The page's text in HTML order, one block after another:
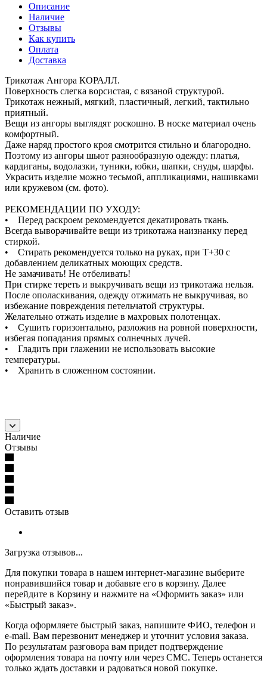
Описание
Наличие
Отзывы
Как купить
Оплата
Доставка
Трикотаж Ангора КОРАЛЛ.
Поверхность слегка ворсистая, с вязаной структурой.
Трикотаж нежный, мягкий, пластичный, легкий, тактильно
приятный.
Вещи из ангоры выглядят роскошно. В носке материал очень
комфортный.
Даже наряд простого кроя смотрится стильно и благородно.
Поэтому из ангоры шьют разнообразную одежду: платья,
кардиганы, водолазки, туники, юбки, шапки, снуды, шарфы.
Украсить изделие можно тесьмой, аппликациями, нашивками
или кружевом (см. фото).
РЕКОМЕНДАЦИИ ПО УХОДУ:
• Перед раскроем рекомендуется декатировать ткань.
Всегда выворачивайте вещи из трикотажа наизнанку перед
стиркой.
• Стирать рекомендуется только на руках, при Т+30 с
добавлением деликатных моющих средств.
Не замачивать! Не отбеливать!
При стирке тереть и выкручивать вещи из трикотажа нельзя.
После ополаскивания, одежду отжимать не выкручивая, во
избежание повреждения петельчатой структуры.
Желательно отжать изделие в махровых полотенцах.
• Сушить горизонтально, разложив на ровной поверхности,
избегая попадания прямых солнечных лучей.
• Гладить при глажении не использовать высокие
температуры.
• Хранить в сложенном состоянии.
Наличие
Отзывы
Оставить отзыв
Загрузка отзывов...
Для покупки товара в нашем интернет-магазине выберите
понравившийся товар и добавьте его в корзину. Далее
перейдите в Корзину и нажмите на «Оформить заказ» или
«Быстрый заказ».
Когда оформляете быстрый заказ, напишите ФИО, телефон и
e-mail. Вам перезвонит менеджер и уточнит условия заказа.
По результатам разговора вам придет подтверждение
оформления товара на почту или через СМС. Теперь останется
только ждать доставки и радоваться новой покупке.